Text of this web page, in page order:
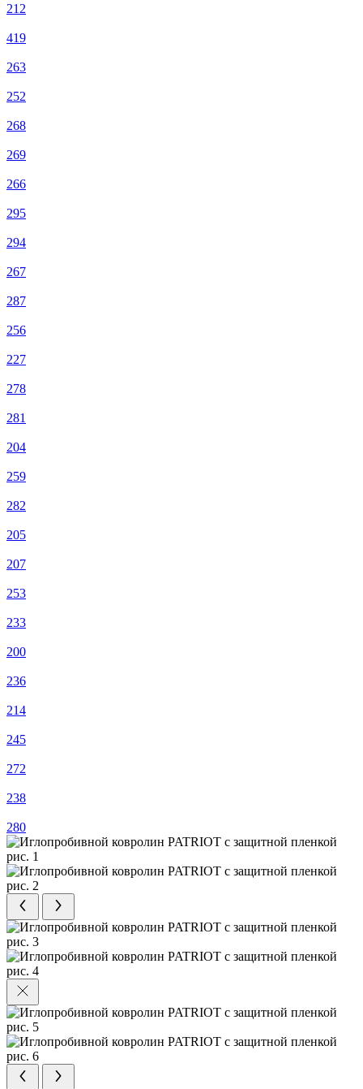
212
419
263
252
268
269
266
295
294
267
287
256
227
278
281
204
259
282
205
207
253
233
200
236
214
245
272
238
280